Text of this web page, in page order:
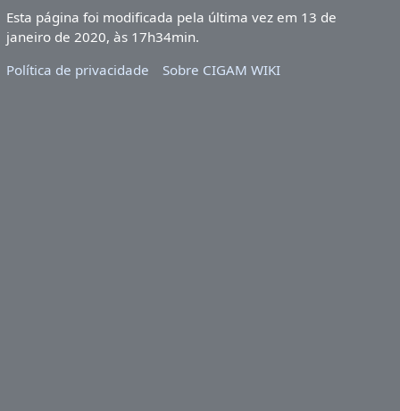
Esta página foi modificada pela última vez em 13 de
janeiro de 2020, às 17h34min.
Política de privacidade
Sobre CIGAM WIKI